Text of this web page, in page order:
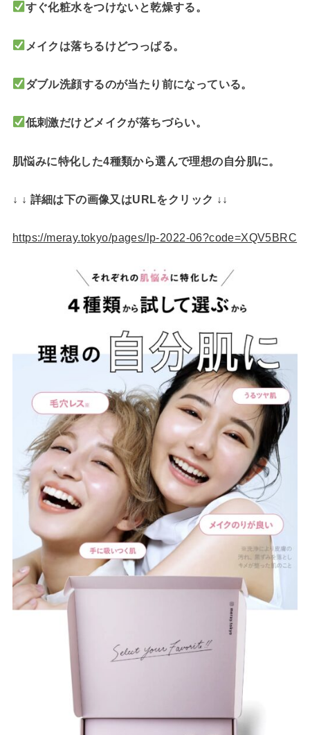
すぐ化粧水をつけないと乾燥する。
メイクは落ちるけどつっぱる。
ダブル洗顔するのが当たり前になっている。
低刺激だけどメイクが落ちづらい。
肌悩みに特化した4種類から選んで理想の自分肌に。
↓ ↓ 詳細は下の画像又はURLをクリック ↓↓
https://meray.tokyo/pages/lp-2022-06?code=XQV5BRC